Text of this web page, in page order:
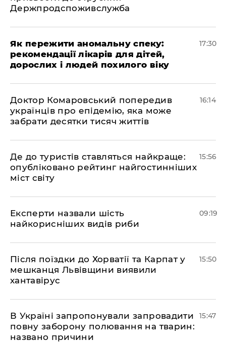
Держпродспоживслужба
Як пережити аномальну спеку:
рекомендації лікарів для дітей,
дорослих і людей похилого віку
17:30
Доктор Комаровський попередив
українців про епідемію, яка може
забрати десятки тисяч життів
16:14
Де до туристів ставляться найкраще:
опубліковано рейтинг найгостинніших
міст світу
15:56
Експерти назвали шість
найкорисніших видів риби
09:19
Після поїздки до Хорватії та Карпат у
мешканця Львівщини виявили
хантавірус
15:50
В Україні запропонували запровадити
повну заборону полювання на тварин:
названо причини
15:47